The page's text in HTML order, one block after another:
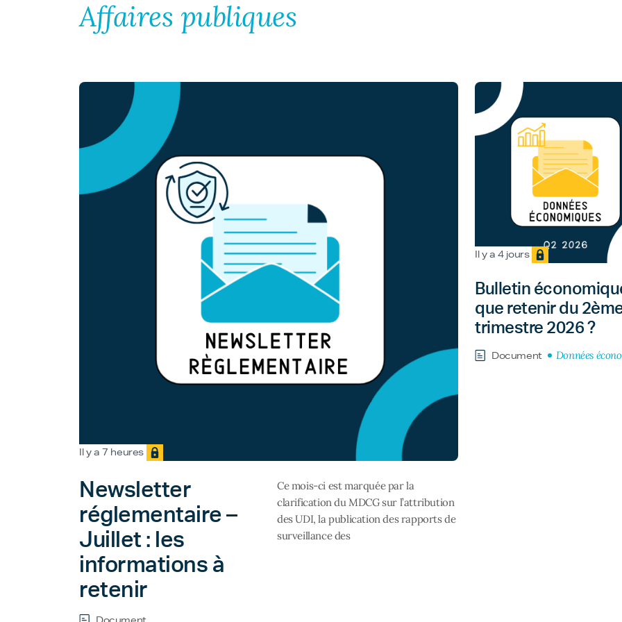
Affaires publiques
Il y a 7 heures
Newsletter
réglementaire –
Juillet : les
informations à
retenir
Ce mois-ci est marquée par la
clarification du MDCG sur l’attribution
des UDI, la publication des rapports de
surveillance des
Il y a 4 jours
Bulletin
que retenir du
trimestre 2026 ?
Document Données